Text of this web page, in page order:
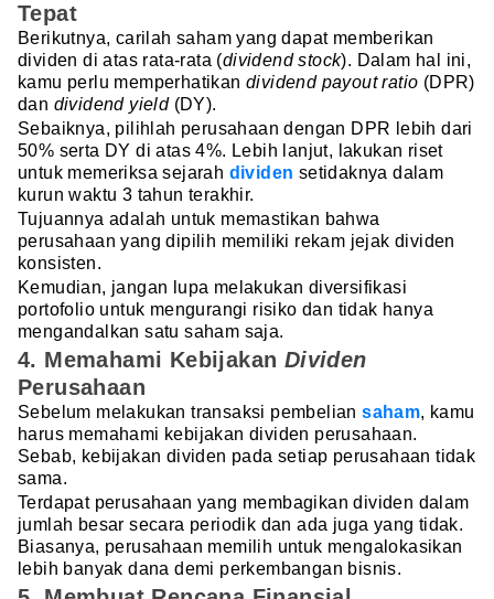
Tepat
Berikutnya, carilah saham yang dapat memberikan
dividen di atas rata-rata (dividend stock). Dalam hal ini,
kamu perlu memperhatikan dividend payout ratio (DPR)
dan dividend yield (DY).
Sebaiknya, pilihlah perusahaan dengan DPR lebih dari
50% serta DY di atas 4%. Lebih lanjut, lakukan riset
untuk memeriksa sejarah dividen setidaknya dalam
kurun waktu 3 tahun terakhir.
Tujuannya adalah untuk memastikan bahwa
perusahaan yang dipilih memiliki rekam jejak dividen
konsisten.
Kemudian, jangan lupa melakukan diversifikasi
portofolio untuk mengurangi risiko dan tidak hanya
mengandalkan satu saham saja.
4. Memahami Kebijakan Dividen
Perusahaan
Sebelum melakukan transaksi pembeliansaham, kamu
harus memahami kebijakan dividen perusahaan.
Sebab, kebijakan dividen pada setiap perusahaan tidak
sama.
Terdapat perusahaan yang membagikan dividen dalam
jumlah besar secara periodik dan ada juga yang tidak.
Biasanya, perusahaan memilih untuk mengalokasikan
lebih banyak dana demi perkembangan bisnis.